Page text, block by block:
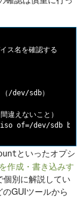
ス名を確認する
/dev/sdb）
違えないこと）
といったオプシ
作成・書き込みす
個別に解説してい
GUIツールから